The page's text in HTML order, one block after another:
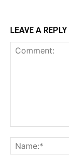
LEAVE A REPLY